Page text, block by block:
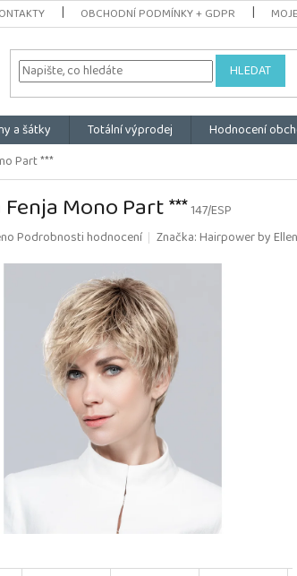
OBCHODNÍ PODMÍNKY + GDPR
HLEDAT
a šátky Totální výprodej Hodnocení
Part ***
Mono Part ***147/ESP
Podrobnosti hodnocení Značka:Hairpower by